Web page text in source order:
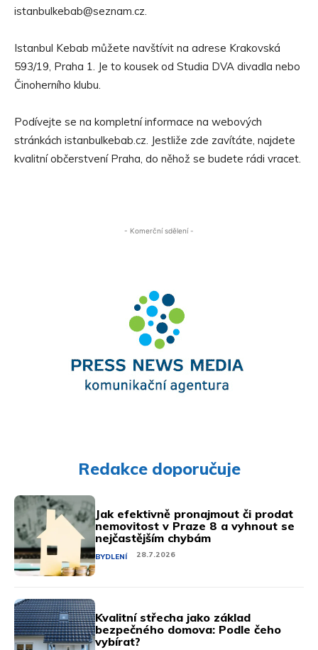
istanbulkebab@seznam.cz.
Istanbul Kebab můžete navštívit na adrese Krakovská
593/19, Praha 1. Je to kousek od Studia DVA divadla nebo
Činoherního klubu.
Podívejte se na kompletní informace na webových
stránkách istanbulkebab.cz. Jestliže zde zavítáte, najdete
kvalitní občerstvení Praha, do něhož se budete rádi vracet.
- Komerční sdělení -
Redakce doporučuje
Jak efektivně pronajmout či prodat
nemovitost v Praze 8 a vyhnout se
nejčastějším chybám
BYDLENÍ 28.7.2026
Kvalitní střecha jako základ
bezpečného domova: Podle čeho
vybírat?